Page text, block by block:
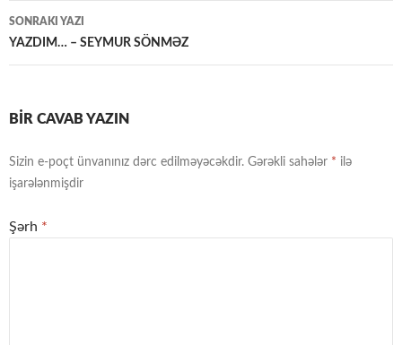
naviqasiya
SONRAKI YAZI
YAZDIM… – SEYMUR SÖNMƏZ
BIR CAVAB YAZIN
Sizin e-poçt ünvanınız dərc edilməyəcəkdir. Gərəkli sahələr * ilə
işarələnmişdir
Şərh *